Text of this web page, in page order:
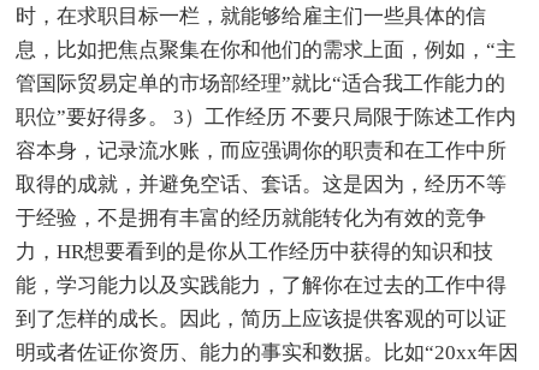
时，在求职目标一栏，就能够给雇主们一些具体的信
息，比如把焦点聚集在你和他们的需求上面，例如，“主
管国际贸易定单的市场部经理”就比“适合我工作能力的
职位”要好得多。 3）工作经历 不要只局限于陈述工作内
容本身，记录流水账，而应强调你的职责和在工作中所
取得的成就，并避免空话、套话。这是因为，经历不等
于经验，不是拥有丰富的经历就能转化为有效的竞争
力，HR想要看到的是你从工作经历中获得的知识和技
能，学习能力以及实践能力，了解你在过去的工作中得
到了怎样的成长。因此，简历上应该提供客观的可以证
明或者佐证你资历、能力的事实和数据。比如“20xx年因